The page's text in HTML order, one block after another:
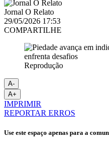
Jornal O Relato
29/05/2026 17:53
COMPARTILHE
Reprodução
A-
A+
IMPRIMIR
REPORTAR ERROS
Use este espaço apenas para a